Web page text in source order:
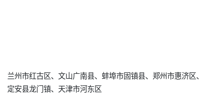
兰州市红古区、文山广南县、蚌埠市固镇县、郑州市惠济区、
定安县龙门镇、天津市河东区